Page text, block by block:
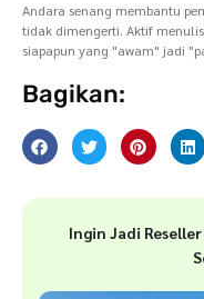
Andara senang membantu
tidak dimengerti. Aktif
siapapun yang "awam" jadi
Bagikan:
Ingin Jadi